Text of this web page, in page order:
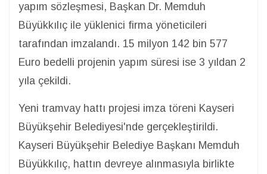
yapım sözleşmesi, Başkan Dr. Memduh
Büyükkılıç ile yüklenici firma yöneticileri
tarafından imzalandı. 15 milyon 142 bin 577
Euro bedelli projenin yapım süresi ise 3 yıldan 2
yıla çekildi.
Yeni tramvay hattı projesi imza töreni Kayseri
Büyükşehir Belediyesi'nde gerçekleştirildi.
Kayseri Büyükşehir Belediye Başkanı Memduh
Büyükkılıç, hattın devreye alınmasıyla birlikte